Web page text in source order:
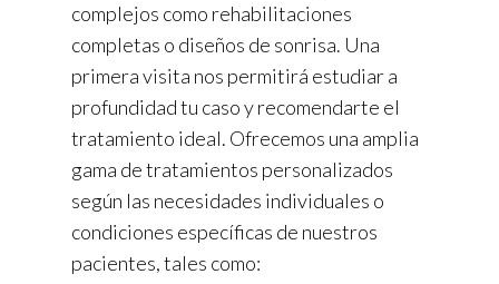
complejos como rehabilitaciones
completas o diseños de sonrisa. Una
primera visita nos permitirá estudiar a
profundidad tu caso y recomendarte el
tratamiento ideal. Ofrecemos una amplia
gama de tratamientos personalizados
según las necesidades individuales o
condiciones específicas de nuestros
pacientes, tales como: